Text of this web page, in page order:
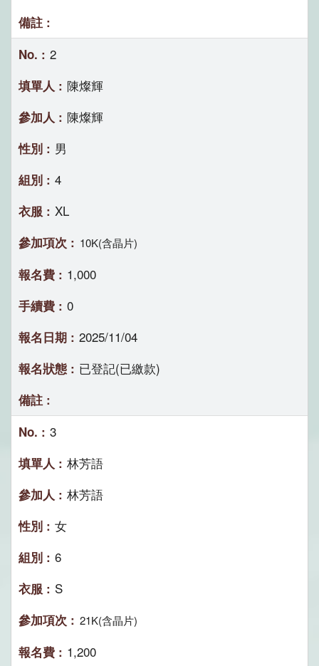
2
陳燦輝
陳燦輝
男
4
XL
10K(含晶片)
1,000
0
2025/11/04
已登記(已繳款)
3
林芳語
林芳語
女
6
S
21K(含晶片)
1,200